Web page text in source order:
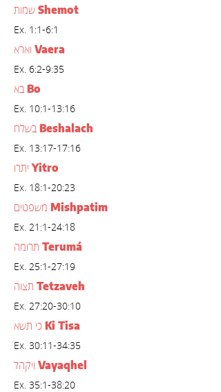
שמות Shemot
Ex. 1:1-6:1
וארא Vaera
Ex. 6:2-9:35
באBo
Ex. 10:1-13:16
בשלח Beshalach
Ex. 13:17-17:16
יתרו Yitro
Ex. 18:1-20:23
משפטים Mishpatim
Ex. 21:1-24:18
תרומה Terumá
Ex. 25:1-27:19
תצוה Tetzaveh
Ex. 27:20-30:10
כי תשא Ki Tisa
Ex. 30:11-34:35
ויקהל Vayaqhel
Ex. 35:1-38:20